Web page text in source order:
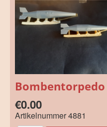
Bombentorpedo
€0.00
Artikelnummer4881